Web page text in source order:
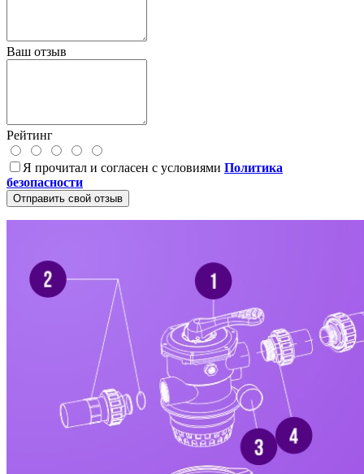
Ваш отзыв
Рейтинг
Я прочитал и согласен с условиями Политика
безопасности
Отправить свой отзыв